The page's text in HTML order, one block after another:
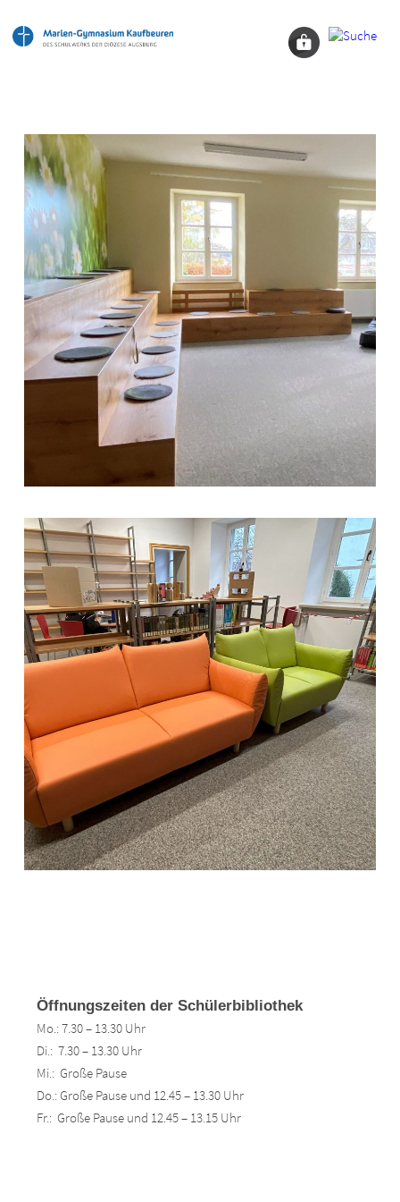
Öffnungszeiten der Schülerbibliothek
Mo.: 7.30 – 13.30 Uhr
Di.: 7.30 – 13.30 Uhr
Mi.: Große Pause
Do.: Große Pause und 12.45 – 13.30 Uhr
Fr.: Große Pause und 12.45 – 13.15 Uhr